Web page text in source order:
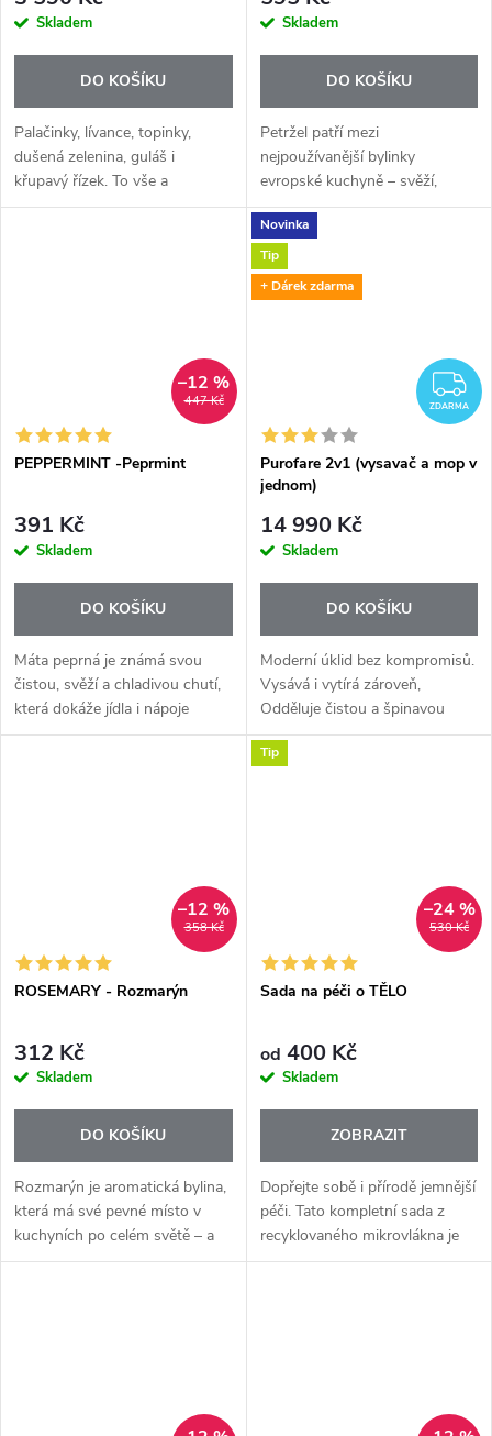
Skladem
DO KOŠÍKU
Palačinky, lívance, topinky,
dušená zelenina, guláš i
křupavý řízek. To vše a
mnohem víc připravíte na
Skladem
DO KOŠÍKU
Petržel patří mezi
nejpoužívanější bylinky
evropské kuchyně – svěží,
zelená a lehká. Esenciální olej
Parsley+ přináší tuto známou
chuť v koncentrované podobě,
díky které stačí...
447 Kč
–12 %
PEPPERMINT -Peprmint
391 Kč
Skladem
DO KOŠÍKU
Máta peprná je známá svou
čistou, svěží a chladivou chutí,
která dokáže jídla i nápoje
okamžitě oživit. Esenciální olej
Novinka
Tip
+ Dárek zdarma
ZDARMA
Purofare 2v1 (vysavač a mop v
jednom)
14 990 Kč
Skladem
DO KOŠÍKU
Moderní úklid bez kompromisů.
Vysává i vytírá zároveň,
Odděluje čistou a špinavou
vodu. Bez chemie! Výsledkem je
rychle suchá podlaha. Objednej
358 Kč
–12 %
ROSEMARY - Rozmarýn
312 Kč
Skladem
DO KOŠÍKU
Rozmarýn je aromatická bylina,
která má své pevné místo v
kuchyních po celém světě – a
zejména v italské a
Tip
530 Kč
–24 %
Sada na péči o TĚLO
od 400 Kč
Skladem
ZOBRAZIT
Dopřejte sobě i přírodě jemnější
péči. Tato kompletní sada z
recyklovaného mikrovlákna je
ideální pro ženy, které chtějí